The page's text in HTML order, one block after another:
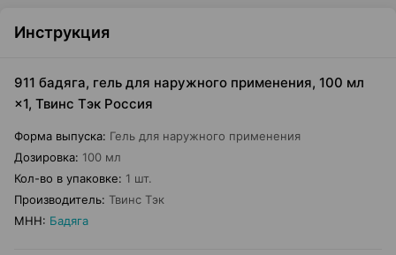
Инструкция
911 бадяга, гель для наружного применения, 100 мл
×1, Твинс Тэк Россия
Форма выпуска: Гель для наружного применения
Дозировка: 100 мл
Кол-во в упаковке: 1 шт.
Производитель: Твинс Тэк
МНН: Бадяга